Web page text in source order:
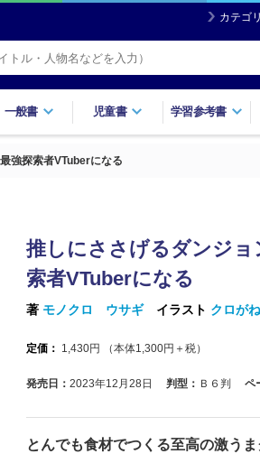
カテゴ
一般書 児童書 学習参考書
強探索者VTuberになる
推しにささげるダンジ
索者VTuberになる
著 モノクロ ウサギ イラスト クロが
定価： 1,430円 （本体1,300円＋税）
発売日： 2023年12月28日 判型： Ｂ６判 ペ
とんでも食材でつくる至高の激うま